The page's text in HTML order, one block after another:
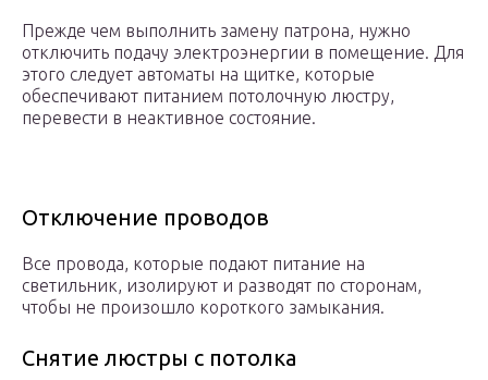
Прежде чем выполнить замену патрона, нужно
отключить подачу электроэнергии в помещение. Для
этого следует автоматы на щитке, которые
обеспечивают питанием потолочную люстру,
перевести в неактивное состояние.
Отключение проводов
Все провода, которые подают питание на
светильник, изолируют и разводят по сторонам,
чтобы не произошло короткого замыкания.
Снятие люстры с потолка